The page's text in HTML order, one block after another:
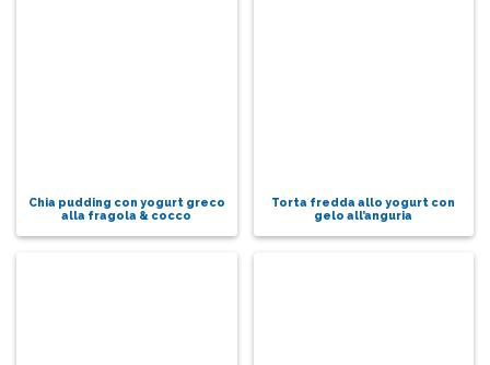
Chia pudding con yogurt greco
alla fragola & cocco
Torta fredda allo yogurt con
gelo all’anguria